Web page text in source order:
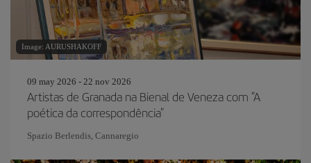
Image: AURUSHAKOFF
09 may 2026 - 22 nov 2026
Artistas de Granada na Bienal de Veneza com "A
poética da correspondência"
Spazio Berlendis, Cannaregio